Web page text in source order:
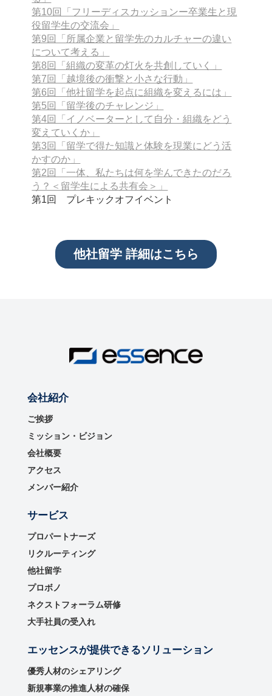
第10回「フリーディスカッションー卒業生と現
役留学生の交流会」
第9回「所属企業と留学先のカルチャーの違い
について考える」
第8回「組織の変革の灯火を共創していく」
第7回「越境後の衝撃と小さな行動」
第6回「他社留学を起点に組織を変えるには」
第5回「留学後のチャレンジ」
第4回「イノベーターとして自分・組織をどう
変えていくか」
第3回「留学で得た知識と体験を現業にどう活
かすのか」
第2回「一体、私たちは何を学んできたのだろ
う？＜留学生による共有会＞」
第1回 プレキックオフイベント
他社留学 詳細はこちら
会社紹介
ご挨拶
ミッション・ビジョン
会社概要
アクセス
メンバー紹介
サービス
プロパートナーズ
リクルーティング
他社留学
プロボノ
ネクストフォーラム研修
大手社員の受入れ
エッセンスが提供できるソリューション
優秀⼈材のシェアリング
新規事業の推進⼈材の確保